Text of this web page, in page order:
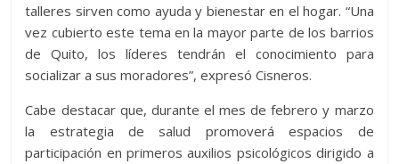
talleres sirven como ayuda y bienestar en el hogar. “Una
vez cubierto este tema en la mayor parte de los barrios
de Quito, los líderes tendrán el conocimiento para
socializar a sus moradores”, expresó Cisneros.
Cabe destacar que, durante el mes de febrero y marzo
la estrategia de salud promoverá espacios de
participación en primeros auxilios psicológicos dirigido a